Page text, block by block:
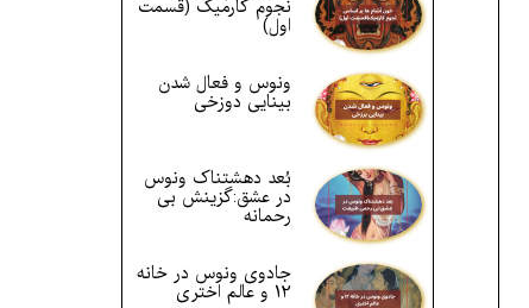
نجوم کارمیک (قسمت
اول)
ونوس و فعال شدن
بینایی دوزخی
بُعد دهشتناک ونوس
در عشق:گزینش بی
رحمانه
جادوی ونوس در خانه
12 و عالم اختری